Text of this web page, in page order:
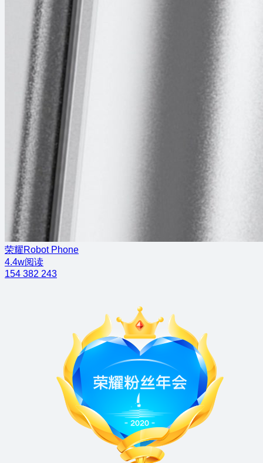
荣耀Robot Phone
4.4w阅读
154 382 243